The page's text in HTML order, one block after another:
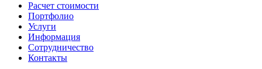
Расчет стоимости
Портфолио
Услуги
Информация
Сотрудничество
Контакты